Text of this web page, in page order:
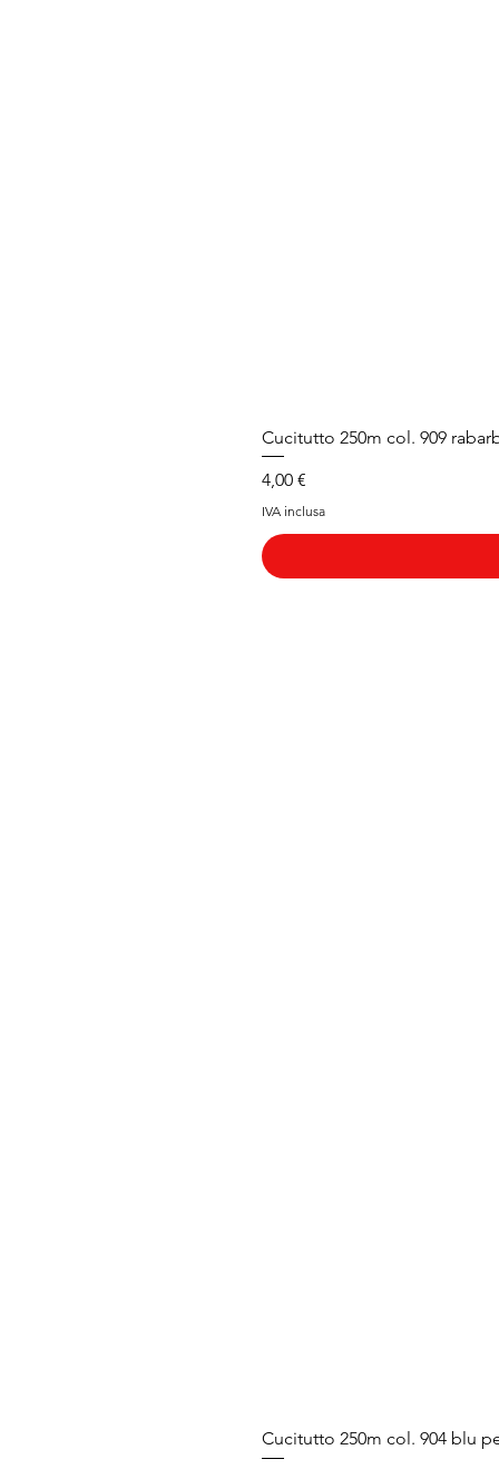
Cucitutto 250m col. 909
Prezzo
4,00 €
IVA inclusa
Cucitutto 250m col. 904 blu